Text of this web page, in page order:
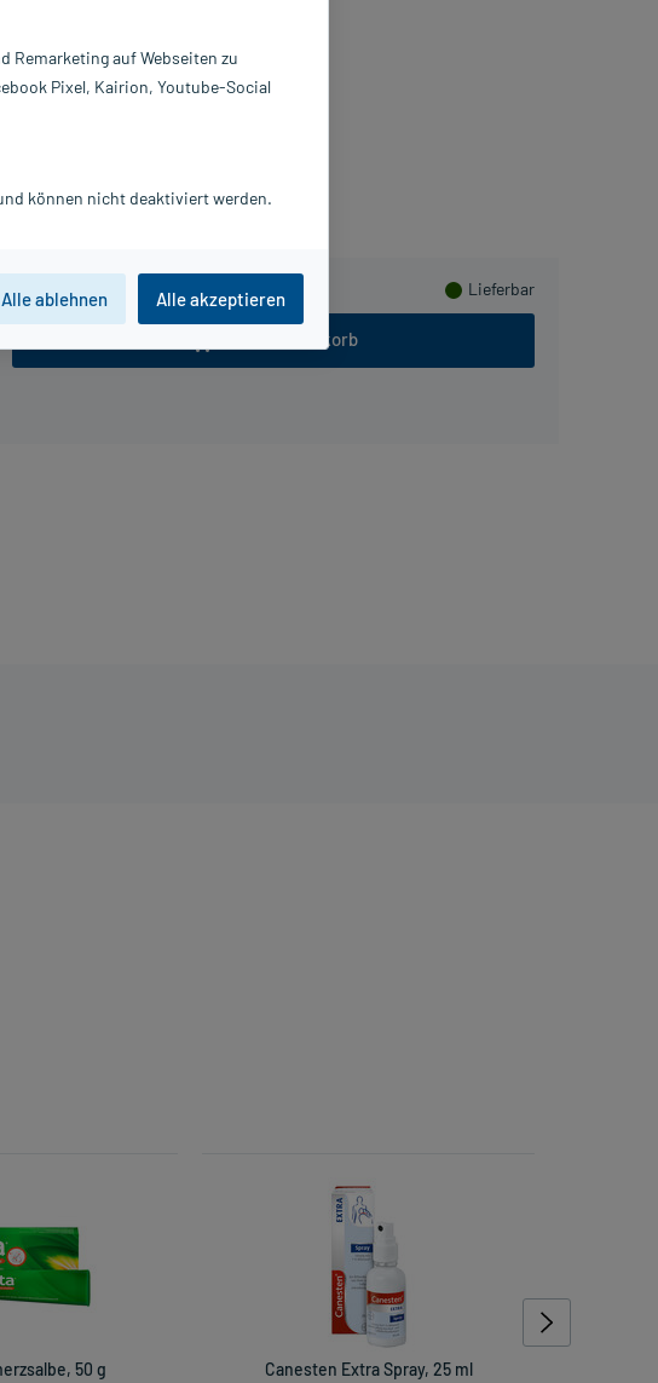
Lieferbar
In den Warenkorb
Galderma Laboratorium GmbH
Beipackzettel als PDF
50 g Canesten Extra Spray, 25 ml
Remarketing auf Webseiten zu
Pixel, Kairion, Youtube-Social
können nicht deaktiviert werden.
Alle ablehnen Alle akzeptieren